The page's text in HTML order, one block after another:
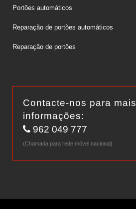
Portões automáticos
Reparação de portões automáticos
Reparação de portões
Contacte-nos para mais
informações:
962 049 777
(Chamada para rede móvel nacional)